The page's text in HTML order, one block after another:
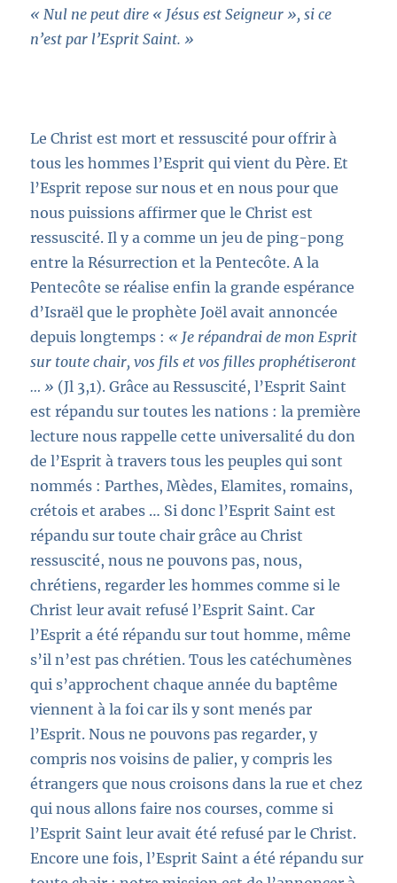
« Nul ne peut dire « Jésus est Seigneur », si ce
n’est par l’Esprit Saint. »
Le Christ est mort et ressuscité pour offrir à
tous les hommes l’Esprit qui vient du Père. Et
l’Esprit repose sur nous et en nous pour que
nous puissions affirmer que le Christ est
ressuscité. Il y a comme un jeu de ping-pong
entre la Résurrection et la Pentecôte. A la
Pentecôte se réalise enfin la grande espérance
d’Israël que le prophète Joël avait annoncée
depuis longtemps : « Je répandrai de mon Esprit
sur toute chair, vos fils et vos filles prophétiseront
… » (Jl 3,1). Grâce au Ressuscité, l’Esprit Saint
est répandu sur toutes les nations : la première
lecture nous rappelle cette universalité du don
de l’Esprit à travers tous les peuples qui sont
nommés : Parthes, Mèdes, Elamites, romains,
crétois et arabes … Si donc l’Esprit Saint est
répandu sur toute chair grâce au Christ
ressuscité, nous ne pouvons pas, nous,
chrétiens, regarder les hommes comme si le
Christ leur avait refusé l’Esprit Saint. Car
l’Esprit a été répandu sur tout homme, même
s’il n’est pas chrétien. Tous les catéchumènes
qui s’approchent chaque année du baptême
viennent à la foi car ils y sont menés par
l’Esprit. Nous ne pouvons pas regarder, y
compris nos voisins de palier, y compris les
étrangers que nous croisons dans la rue et chez
qui nous allons faire nos courses, comme si
l’Esprit Saint leur avait été refusé par le Christ.
Encore une fois, l’Esprit Saint a été répandu sur